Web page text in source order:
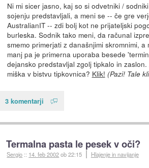
Ni mi sicer jasno, kaj so si odvetniki /
sojenju predstavljali, a meni se -- če gre
AustralianIT -- zdi bolj kot ne prijateljski
burleska. Sodnik tako meni, da računal
smemo primerjati z današnjimi skromnimi, a
manj pa je primerna uporaba besede
dejansko predstavljal zgolj tipkalo in
miška v bistvu tipkovnica? Klik! (Pazi! Tale
3 komentarji
Termalna pasta le pesek v oči?
Sergio :: 14. feb 2002ob 22:15 Hlajenje in navijanje